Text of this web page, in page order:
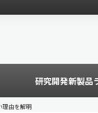
研究開発新製品
理由を解明